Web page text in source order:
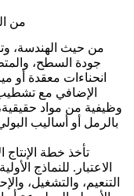
من
جودة السطح،
انحناءات معقدة أو
الإضافي مع
وظيفية من مواد
بالرمل أو أساليب
تأخذ خطة
الاعتبار. للنماذج
التنعيم، والتشغيل،